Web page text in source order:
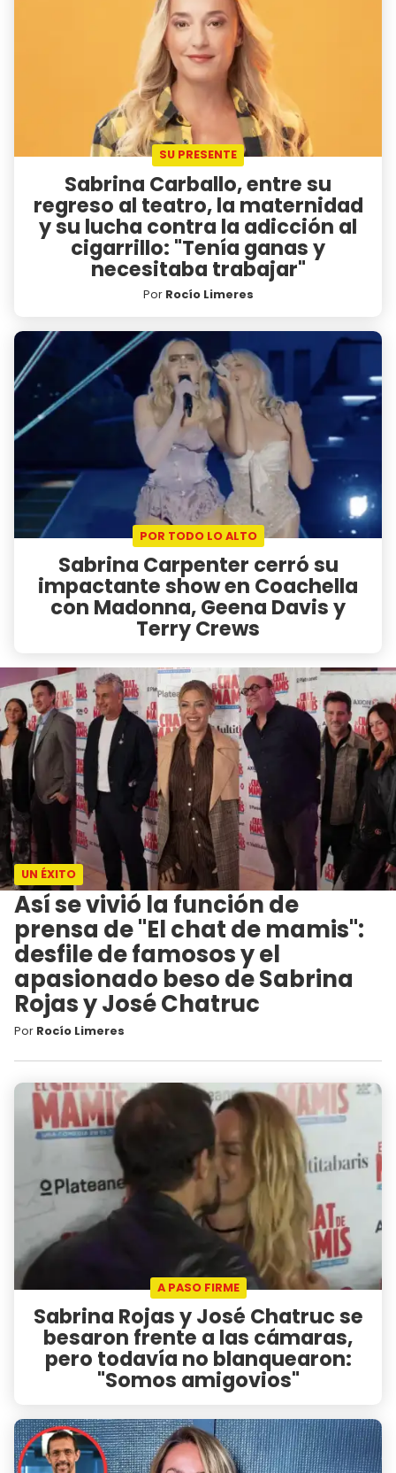
SU PRESENTE
Sabrina Carballo, entre su
regreso al teatro, la maternidad
y su lucha contra la adicción al
cigarrillo: "Tenía ganas y
necesitaba trabajar"
Por Rocío Limeres
POR TODO LO ALTO
Sabrina Carpenter cerró su
impactante show en Coachella
con Madonna, Geena Davis y
Terry Crews
UN ÉXITO
Así se vivió la función de
prensa de "El chat de mamis":
desfile de famosos y el
apasionado beso de Sabrina
Rojas y José Chatruc
Por Rocío Limeres
A PASO FIRME
Sabrina Rojas y José Chatruc se
besaron frente a las cámaras,
pero todavía no blanquearon:
"Somos amigovios"